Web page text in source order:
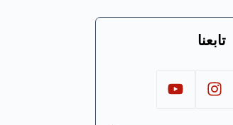
تابعنا